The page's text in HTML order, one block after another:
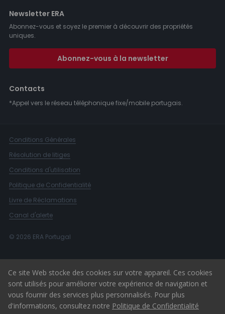
Newsletter ERA
Abonnez-vous et soyez le premier à découvrir des propriétés
uniques.
Abonnez-vous à la newsletter
Contacts
*Appel vers le réseau téléphonique fixe/mobile portugais.
Conditions Générales
Résolution de litiges
Conditions d'utilisation
Politique de Confidentialité
Livre de Réclamations
Canal d'alerte
© 2026 ERA Portugal
Ce site Web stocke des cookies sur votre appareil. Ces cookies
sont utilisés pour améliorer votre expérience de navigation et
vous fournir des services plus personnalisés. Pour plus
d'informations, consultez notre Politique de Confidentialité